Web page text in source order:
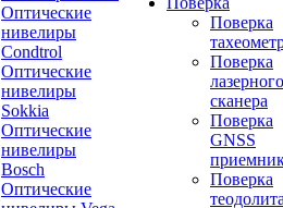
Оптические
нивелиры
Condtrol
Оптические
нивелиры
Sokkia
Оптические
нивелиры
Bosch
Оптические
Поверка
Поверка
лазерного
сканера
Поверка
GNSS
Поверка